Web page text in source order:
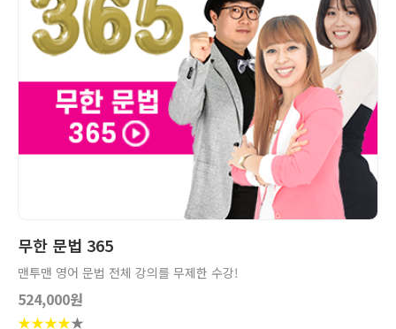
상세보기
무한 문법 365
맨투맨 영어 문법 전체 강의를 무제한 수강!
524,000원
★★★★★